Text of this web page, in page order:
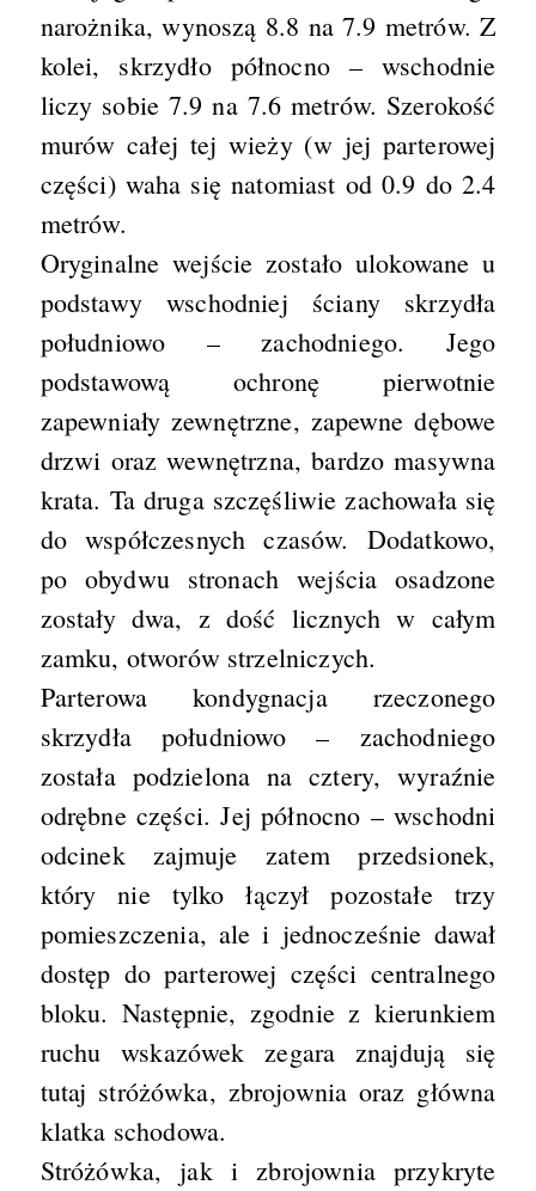
narożnika, wynoszą 8.8 na 7.9 metrów. Z
kolei, skrzydło północno – wschodnie
liczy sobie 7.9 na 7.6 metrów. Szerokość
murów całej tej wieży (w jej parterowej
części) waha się natomiast od 0.9 do 2.4
metrów.
Oryginalne wejście zostało ulokowane u
podstawy wschodniej ściany skrzydła
południowo – zachodniego. Jego
podstawową ochronę pierwotnie
zapewniały zewnętrzne, zapewne dębowe
drzwi oraz wewnętrzna, bardzo masywna
krata. Ta druga szczęśliwie zachowała się
do współczesnych czasów. Dodatkowo,
po obydwu stronach wejścia osadzone
zostały dwa, z dość licznych w całym
zamku, otworów strzelniczych.
Parterowa kondygnacja rzeczonego
skrzydła południowo – zachodniego
została podzielona na cztery, wyraźnie
odrębne części. Jej północno – wschodni
odcinek zajmuje zatem przedsionek,
który nie tylko łączył pozostałe trzy
pomieszczenia, ale i jednocześnie dawał
dostęp do parterowej części centralnego
bloku. Następnie, zgodnie z kierunkiem
ruchu wskazówek zegara znajdują się
tutaj stróżówka, zbrojownia oraz główna
klatka schodowa.
Stróżówka, jak i zbrojownia przykryte